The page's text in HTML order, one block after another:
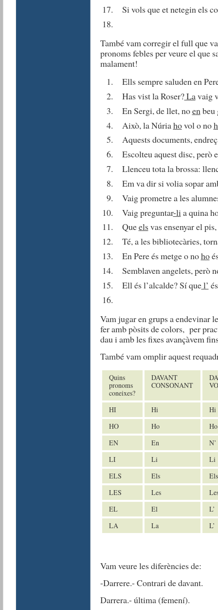
Si vols que et netegin els
També vam corregir el full que
pronoms febles per veure el que
malament!
Ells sempre saluden en
Has vist la Roser?Lavaig
En Sergi, de llet, noen beu
Això, la Núriahovol o no
Aquests documents,
Escolteu aquest disc, però
Llenceu tota la brossa:
Em va dir si volia sopar
Vaig prometre a les
Vaig preguntar-li a quina
Queelsvas ensenyar el
Té, a les bibliotecàries,
En Pere és metge o noho
Semblaven angelets, però
Ell és l’alcalde? Sí quel’
Vam jugar en grups a endevinar
fer amb pòsits de colors, per
dau i amb les fixes avançàvem
També vam omplir aquest
Quins
pronoms
coneixes?
DAVANT
CONSONANT
HI Hi
Hi
HO
Ho
Ho
EN
En
N’
LI
Li
Li
ELS
Els
Els
LES
Les
EL
El
L’
LA
La L’
Vam veure les diferències de:
-Darrere.- Contrari de davant.
Darrera.- última (femení).